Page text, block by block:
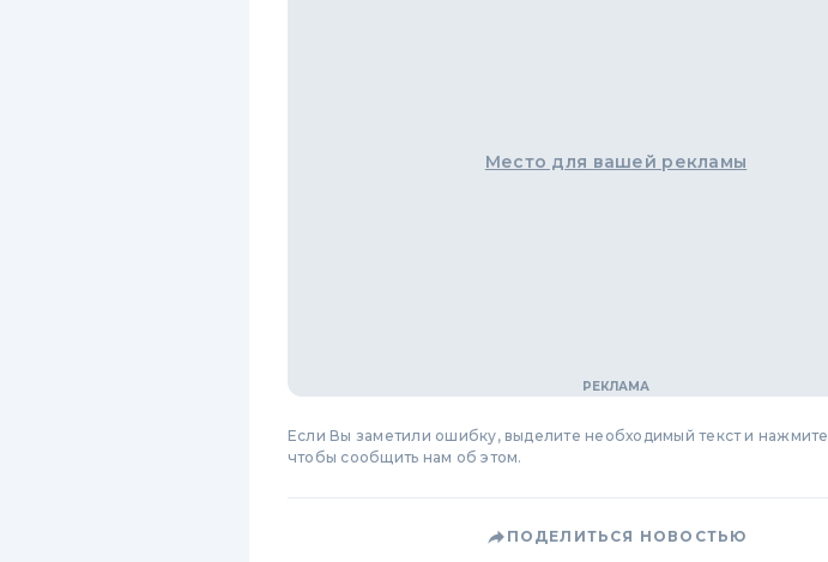
Место для вашей рекламы
Если Вы заметили ошибку, выделите необходимый текст и нажмите
чтобы сообщить нам об этом.
ПОДЕЛИТЬСЯ НОВОСТЬЮ